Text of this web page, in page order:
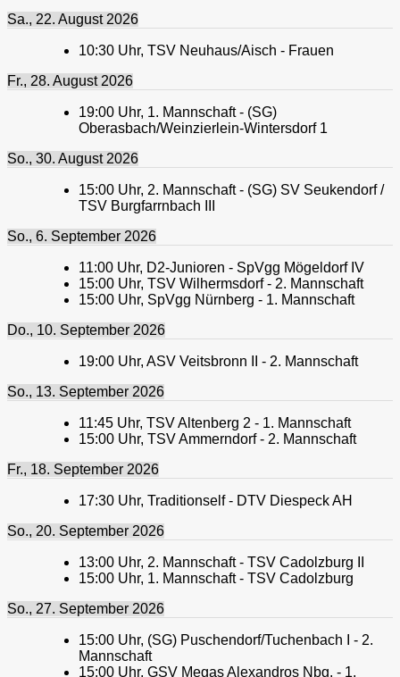
Sa., 22. August 2026
10:30 Uhr, TSV Neuhaus/Aisch - Frauen
Fr., 28. August 2026
19:00 Uhr, 1. Mannschaft - (SG)
Oberasbach/Weinzierlein-Wintersdorf 1
So., 30. August 2026
15:00 Uhr, 2. Mannschaft - (SG) SV Seukendorf /
TSV Burgfarrnbach III
So., 6. September 2026
11:00 Uhr, D2-Junioren - SpVgg Mögeldorf IV
15:00 Uhr, TSV Wilhermsdorf - 2. Mannschaft
15:00 Uhr, SpVgg Nürnberg - 1. Mannschaft
Do., 10. September 2026
19:00 Uhr, ASV Veitsbronn II - 2. Mannschaft
So., 13. September 2026
11:45 Uhr, TSV Altenberg 2 - 1. Mannschaft
15:00 Uhr, TSV Ammerndorf - 2. Mannschaft
Fr., 18. September 2026
17:30 Uhr, Traditionself - DTV Diespeck AH
So., 20. September 2026
13:00 Uhr, 2. Mannschaft - TSV Cadolzburg II
15:00 Uhr, 1. Mannschaft - TSV Cadolzburg
So., 27. September 2026
15:00 Uhr, (SG) Puschendorf/Tuchenbach I - 2.
Mannschaft
15:00 Uhr, GSV Megas Alexandros Nbg. - 1.